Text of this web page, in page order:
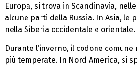
Europa, si trova in Scandinavia,
alcune parti della Russia. In Asia, le
nella Siberia occidentale e orientale.
Durante l’inverno, il codone
più temperate. In Nord America, si